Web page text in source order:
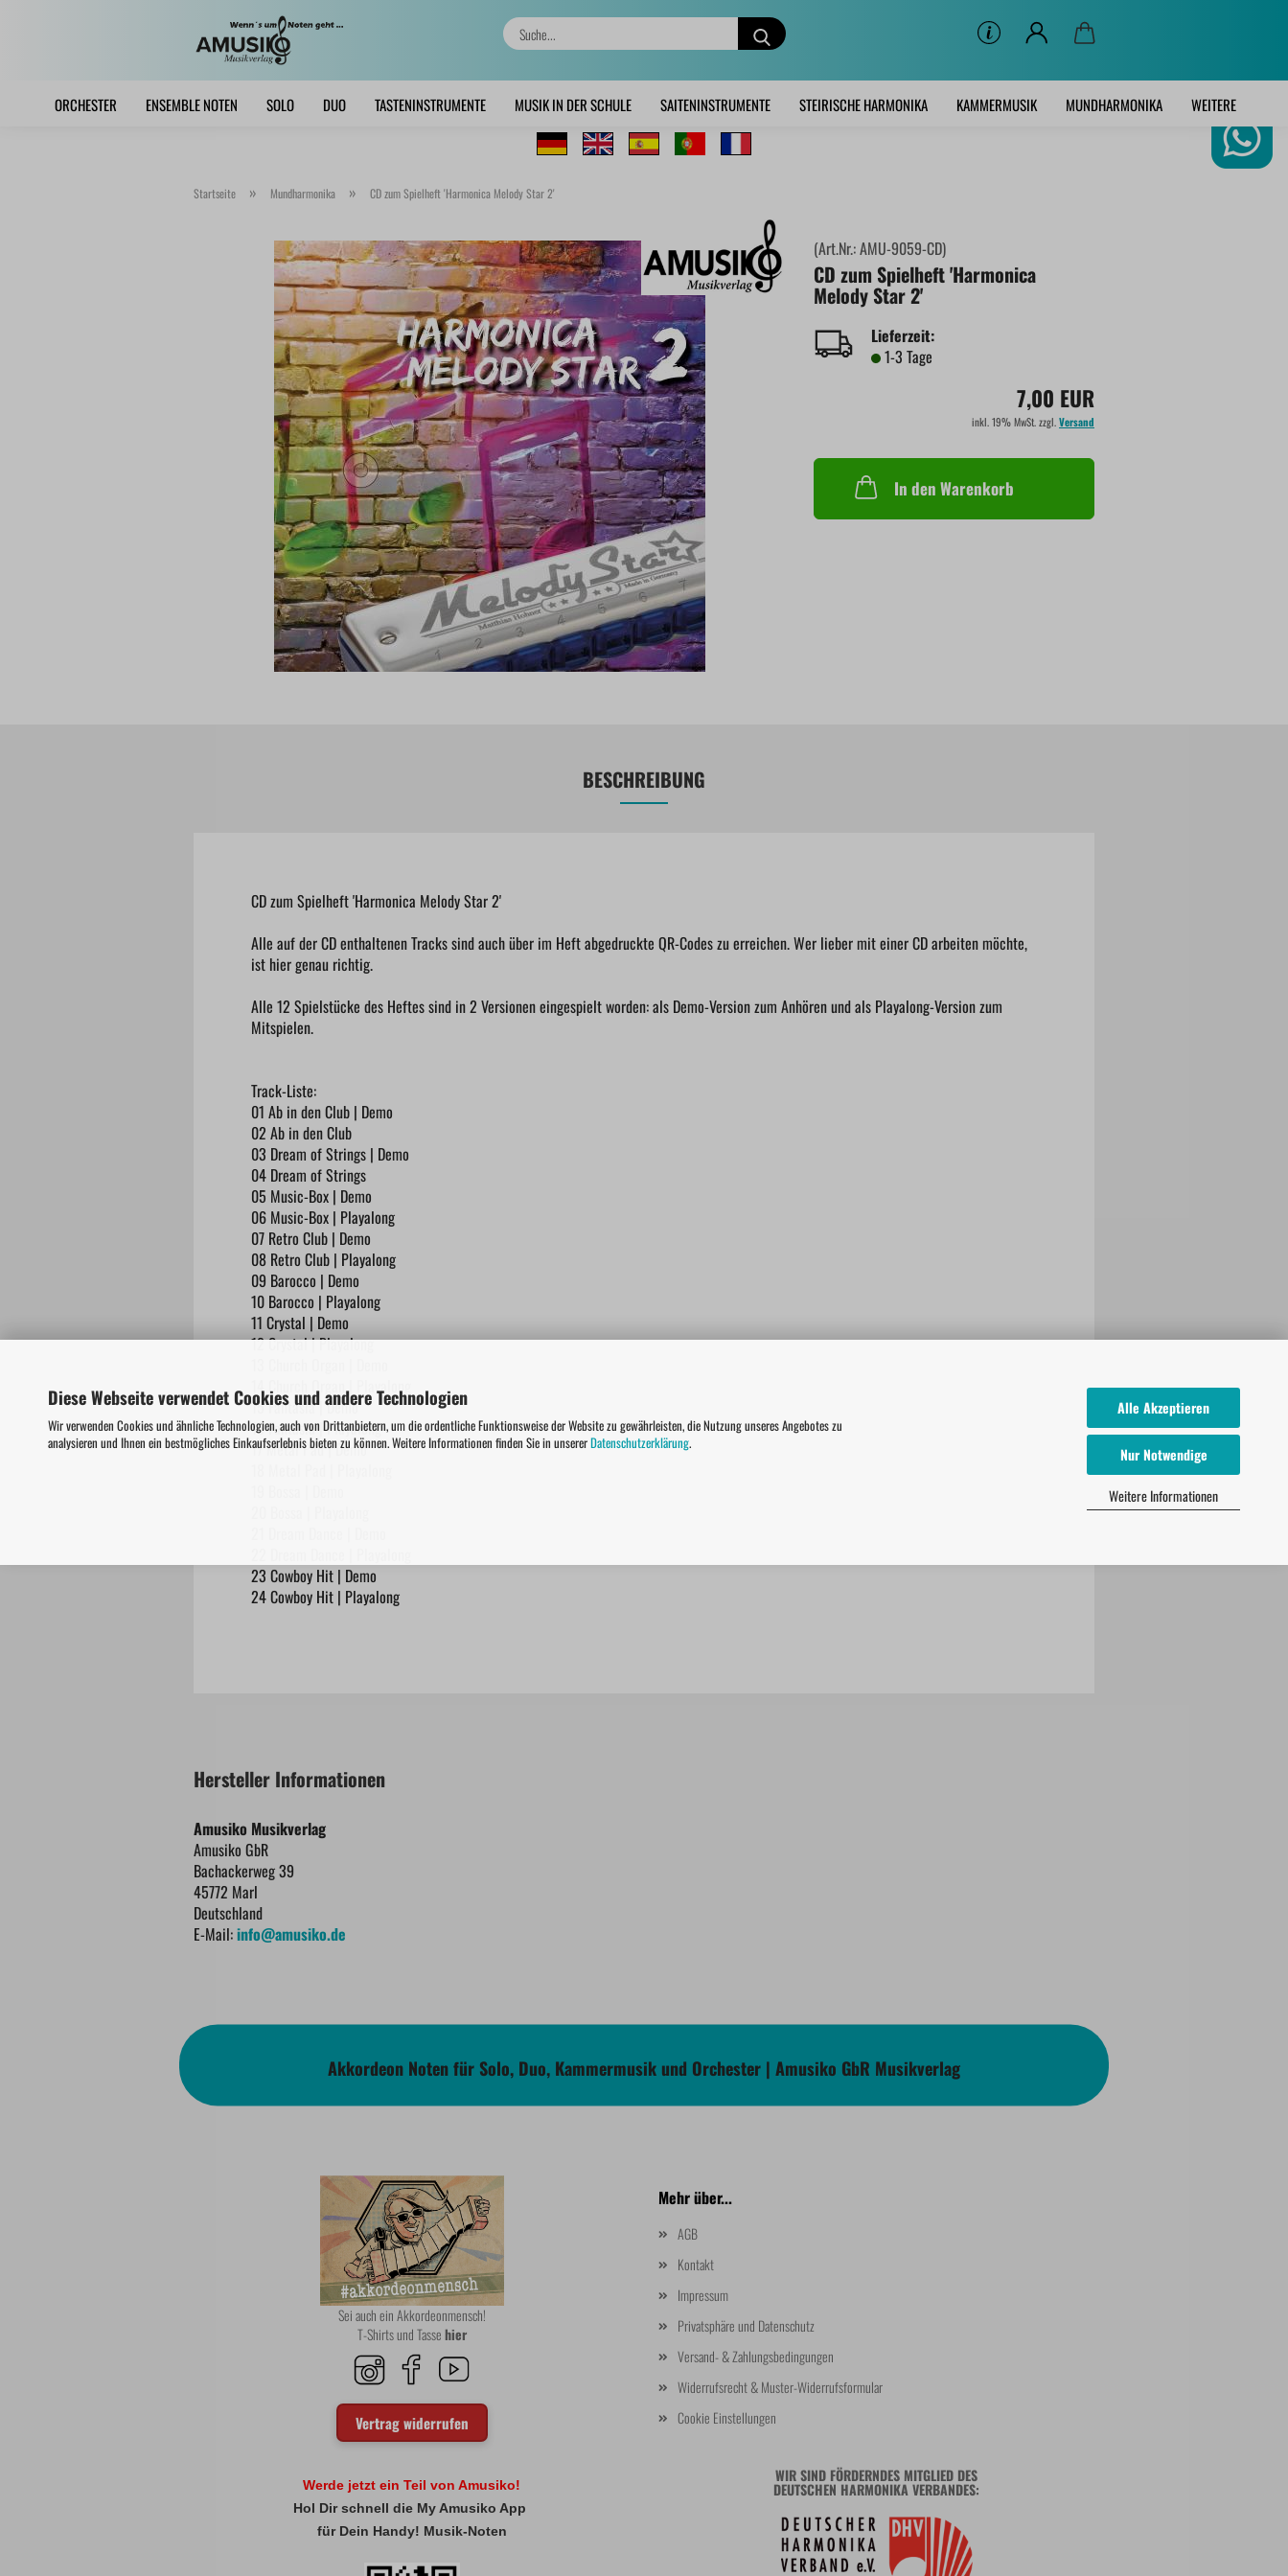
Diese Webseite verwendet Cookies und andere Technologien
Wir verwenden Cookies und ähnliche Technologien, auch von Drittanbietern, um die ordentliche Funktionsweise der Website zu gewährleisten, die Nutzung unseres Angebotes zu
analysieren und Ihnen ein bestmögliches Einkaufserlebnis bieten zu können. Weitere Informationen finden Sie in unsererDatenschutzerklärung.
Alle Akzeptieren
Nur Notwendige
Weitere Informationen
Suche...
ORCHESTER ENSEMBLE NOTEN SOLO DUO TASTENINSTRUMENTE MUSIK IN DER SCHULE SAITENINSTRUMENTE STEIRISCHE HARMONIKA KAMMERMUSIK MUNDHARMONIKA WEITERE
Startseite » Mundharmonika » CD zum Spielheft 'Harmonica Melody Star 2'
(Art.Nr.:AMU-9059-CD)
CD zum Spielheft 'Harmonica
Melody Star 2'
Lieferzeit:
1-3 Tage
7,00 EUR
inkl. 19% MwSt. zzgl.Versand
In den Warenkorb
BESCHREIBUNG
CD zum Spielheft 'Harmonica Melody Star 2'
Alle auf der CD enthaltenen Tracks sind auch über im Heft abgedruckte QR-Codes zu erreichen. Wer lieber mit einer CD arbeiten möchte,
ist hier genau richtig.
Alle 12 Spielstücke des Heftes sind in 2 Versionen eingespielt worden: als Demo-Version zum Anhören und als Playalong-Version zum
Mitspielen.
Track-Liste:
01 Ab in den Club | Demo
02 ​Ab in den Club
03 Dream of Strings | Demo
04 Dream of Strings
05 Music-Box | Demo
06 Music-Box | Playalong
07 Retro Club | Demo
08 Retro Club | Playalong
09 Barocco | Demo
10 Barocco | Playalong
11 Crystal | Demo
12 Crystal | Playalong
14 Church Organ | Playalong
15 Fantasia | Demo
16 Fantasia | Playalong
17 Metal Pad | Demo
23 Cowboy Hit | Demo
24 Cowboy Hit | Playalong
Hersteller Informationen
Amusiko Musikverlag
Amusiko GbR
Bachackerweg 39
45772 Marl
Deutschland
E-Mail:info@amusiko.de
Akkordeon Noten für Solo, Duo, Kammermusik und Orchester | Amusiko GbR Musikverlag
Sei auch ein Akkordeonmensch!
T-Shirts und Tassehier
Vertrag widerrufen
Mehr über...
AGB
Kontakt
Impressum
Privatsphäre und Datenschutz
Versand- & Zahlungsbedingungen
Widerrufsrecht & Muster-Widerrufsformular
Cookie Einstellungen
Werde jetzt ein Teil von Amusiko!
Hol Dir schnell die My Amusiko App
für Dein Handy! Musik-Noten
WIR SIND FÖRDERNDES MITGLIED DES
DEUTSCHEN HARMONIKA VERBANDES: